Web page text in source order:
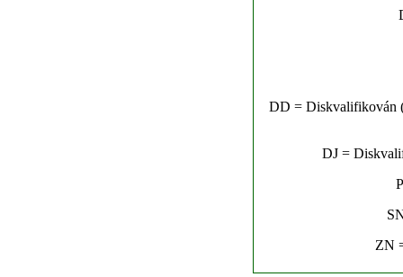
DD = Diskvalifikován
DJ =
ZN